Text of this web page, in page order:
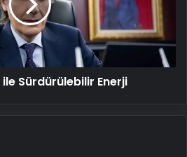
ile Sürdürülebilir Enerji